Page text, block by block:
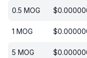
0.5 MOG $
1 MOG $
5 MOG $